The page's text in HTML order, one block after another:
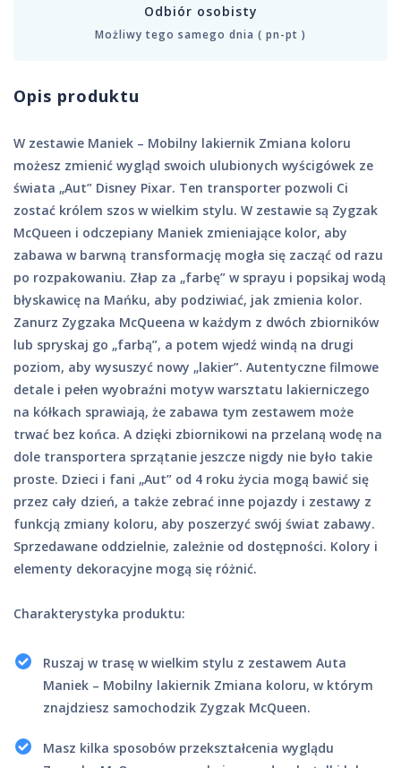
Odbiór osobisty
Możliwy tego samego dnia ( pn-pt )
Opis produktu
W zestawie Maniek – Mobilny lakiernik Zmiana koloru
możesz zmienić wygląd swoich ulubionych wyścigówek ze
świata „Aut” Disney Pixar. Ten transporter pozwoli Ci
zostać królem szos w wielkim stylu. W zestawie są Zygzak
McQueen i odczepiany Maniek zmieniające kolor, aby
zabawa w barwną transformację mogła się zacząć od razu
po rozpakowaniu. Złap za „farbę” w sprayu i popsikaj wodą
błyskawicę na Mańku, aby podziwiać, jak zmienia kolor.
Zanurz Zygzaka McQueena w każdym z dwóch zbiorników
lub spryskaj go „farbą”, a potem wjedź windą na drugi
poziom, aby wysuszyć nowy „lakier”. Autentyczne filmowe
detale i pełen wyobraźni motyw warsztatu lakierniczego
na kółkach sprawiają, że zabawa tym zestawem może
trwać bez końca. A dzięki zbiornikowi na przelaną wodę na
dole transportera sprzątanie jeszcze nigdy nie było takie
proste. Dzieci i fani „Aut” od 4 roku życia mogą bawić się
przez cały dzień, a także zebrać inne pojazdy i zestawy z
funkcją zmiany koloru, aby poszerzyć swój świat zabawy.
Sprzedawane oddzielnie, zależnie od dostępności. Kolory i
elementy dekoracyjne mogą się różnić.
Charakterystyka produktu:
Ruszaj w trasę w wielkim stylu z zestawem Auta
Maniek – Mobilny lakiernik Zmiana koloru, w którym
znajdziesz samochodzik Zygzak McQueen.
Masz kilka sposobów przekształcenia wyglądu